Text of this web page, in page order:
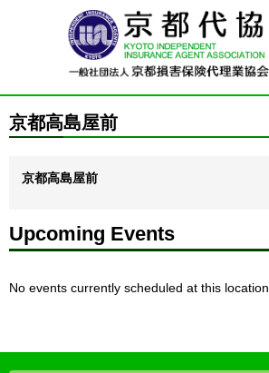
京都高島屋前
京都高島屋前
Upcoming Events
No events currently scheduled at this location.